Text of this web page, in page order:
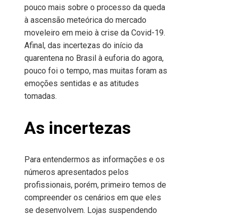
pouco mais sobre o processo da queda
à ascensão meteórica do mercado
moveleiro em meio à crise da Covid-19.
Afinal, das incertezas do início da
quarentena no Brasil à euforia do agora,
pouco foi o tempo, mas muitas foram as
emoções sentidas e as atitudes
tomadas.
As incertezas
Para entendermos as informações e os
números apresentados pelos
profissionais, porém, primeiro temos de
compreender os cenários em que eles
se desenvolvem. Lojas suspendendo